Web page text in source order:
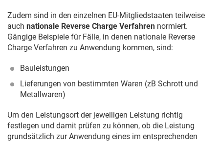
Zudem sind in den einzelnen EU-Mitgliedstaaten teilweise
auch nationale Reverse Charge Verfahren normiert.
Gängige Beispiele für Fälle, in denen nationale Reverse
Charge Verfahren zu Anwendung kommen, sind:
Bauleistungen
Lieferungen von bestimmten Waren (zB Schrott und
Metallwaren)
Um den Leistungsort der jeweiligen Leistung richtig
festlegen und damit prüfen zu können, ob die Leistung
grundsätzlich zur Anwendung eines im entsprechenden